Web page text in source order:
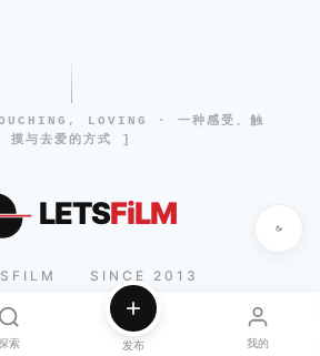
LOVING · 一种感受、触
摸与去爱的方式 ]
LETSFiLM
SINCE 2013
索 发布 我的